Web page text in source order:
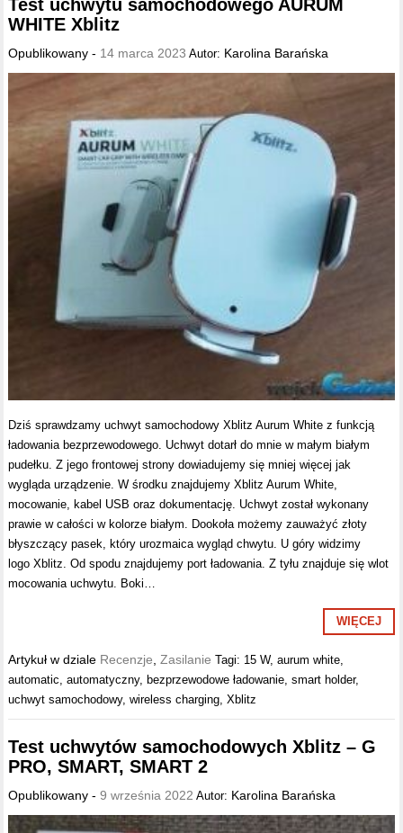
Test uchwytu samochodowego AURUM
WHITE Xblitz
Opublikowany - 14 marca 2023 Autor: Karolina Barańska
Dziś sprawdzamy uchwyt samochodowy Xblitz Aurum White z funkcją
ładowania bezprzewodowego. Uchwyt dotarł do mnie w małym białym
pudełku. Z jego frontowej strony dowiadujemy się mniej więcej jak
wygląda urządzenie. W środku znajdujemy Xblitz Aurum White,
mocowanie, kabel USB oraz dokumentację. Uchwyt został wykonany
prawie w całości w kolorze białym. Dookoła możemy zauważyć złoty
błyszczący pasek, który urozmaica wygląd chwytu. U góry widzimy
logo Xblitz. Od spodu znajdujemy port ładowania. Z tyłu znajduje się wlot
mocowania uchwytu. Boki…
WIĘCEJ
Artykuł w dziale Recenzje ,Zasilanie Tagi: 15 W,aurum white
automatic ,automatyczny, bezprzewodowe ładowanie ,smart holder,
uchwyt samochodowy,wireless charging ,Xblitz
Test uchwytów samochodowych Xblitz – G
PRO, SMART, SMART 2
Opublikowany -9 września 2022 Autor: Karolina Barańska